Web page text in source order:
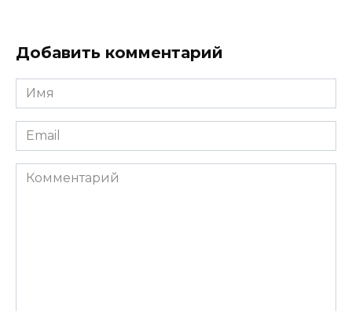
Добавить комментарий
Имя
*
Email
*
Комментарий